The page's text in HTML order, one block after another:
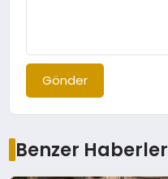
Gönder
Benzer Haberler